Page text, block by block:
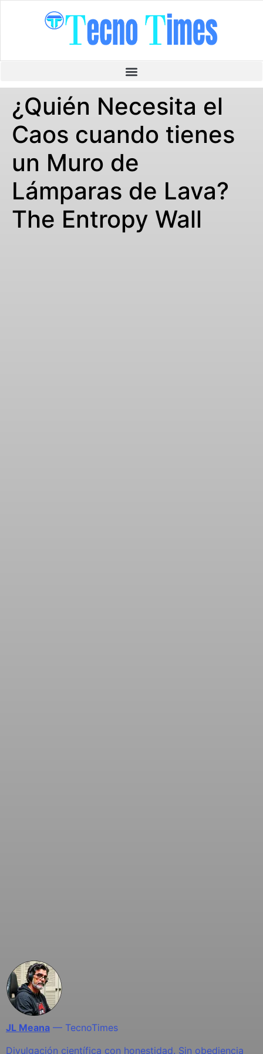
¿Quién Necesita el
Caos cuando tienes
un Muro de
Lámparas de Lava?
The Entropy Wall
JL Meana — TecnoTimes
Divulgación científica con honestidad. Sin obediencia